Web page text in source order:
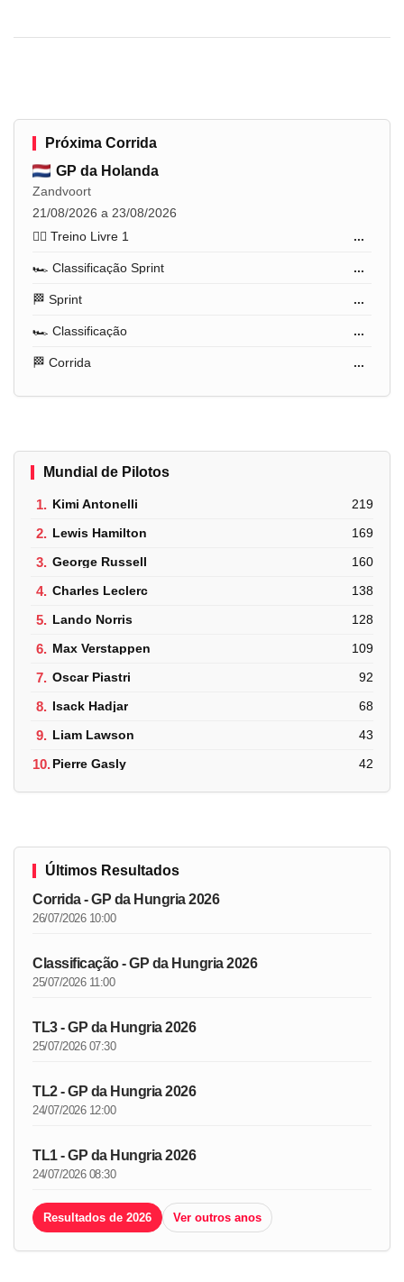
Próxima Corrida
GP da Holanda
Zandvoort
21/08/2026 a 23/08/2026
🏋️‍♂️ Treino Livre 1
...
🏎️ Classificação Sprint ...
🏁 Sprint ...
🏎️ Classificação ...
🏁 Corrida ...
Mundial de Pilotos
1. Kimi Antonelli 219
2. Lewis Hamilton 169
3. George Russell 160
4. Charles Leclerc 138
5. Lando Norris 128
6. Max Verstappen 109
7. Oscar Piastri 92
8. Isack Hadjar 68
9. Liam Lawson 43
10.Pierre Gasly 42
Últimos Resultados
Corrida - GP da Hungria 2026
26/07/2026 10:00
Classificação - GP da Hungria 2026
25/07/2026 11:00
TL3 - GP da Hungria 2026
25/07/2026 07:30
TL2 - GP da Hungria 2026
24/07/2026 12:00
TL1 - GP da Hungria 2026
24/07/2026 08:30
Resultados de 2026 Ver outros anos